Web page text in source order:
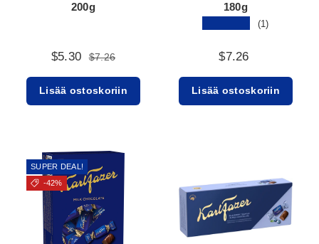
200g
$5.30 $7.26
Lisää ostoskoriin
180g
(1)
$7.26
Lisää ostoskoriin
SUPER DEAL!
-42%